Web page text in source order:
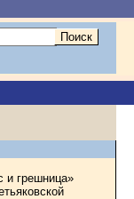
и грешница»